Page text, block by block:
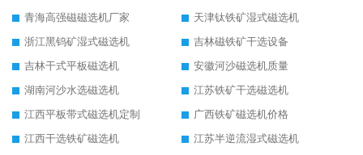
青海高强磁磁选机厂家
天津钛铁矿湿式磁选机
浙江黑钨矿湿式磁选机
吉林磁铁矿干选设备
吉林干式平板磁选机
安徽河沙磁选机质量
湖南河沙水选磁选机
江苏铁矿干选磁选机
江西平板带式磁选机定制
广西铁矿磁选机价格
江西干选铁矿磁选机
江苏半逆流湿式磁选机